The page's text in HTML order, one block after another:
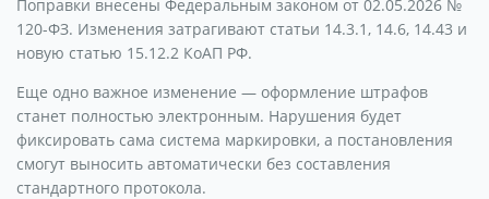
Поправки внесены Федеральным законом от 02.05.2026 №
120-ФЗ. Изменения затрагивают статьи 14.3.1, 14.6, 14.43 и
новую статью 15.12.2 КоАП РФ.
Еще одно важное изменение — оформление штрафов
станет полностью электронным. Нарушения будет
фиксировать сама система маркировки, а постановления
смогут выносить автоматически без составления
стандартного протокола.